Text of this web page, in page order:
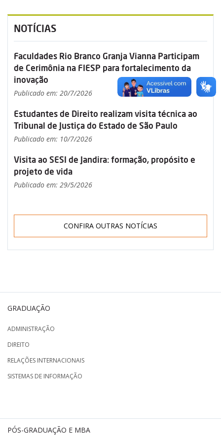
NOTÍCIAS
Faculdades Rio Branco Granja Vianna Participam
de Cerimônia na FIESP para fortalecimento da
inovação
Publicado em: 20/7/2026
Estudantes de Direito realizam visita técnica ao
Tribunal de Justiça do Estado de São Paulo
Publicado em: 10/7/2026
Visita ao SESI de Jandira: formação, propósito e
projeto de vida
Publicado em: 29/5/2026
CONFIRA OUTRAS NOTÍCIAS
GRADUAÇÃO
ADMINISTRAÇÃO
DIREITO
RELAÇÕES INTERNACIONAIS
SISTEMAS DE INFORMAÇÃO
PÓS-GRADUAÇÃO E MBA